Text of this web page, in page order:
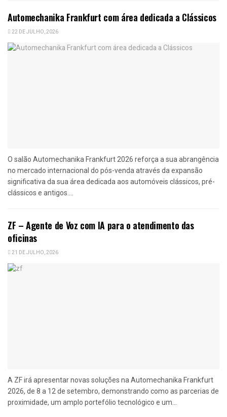
Automechanika Frankfurt com área dedicada a Clássicos
22 DE JULHO, 2026
O salão Automechanika Frankfurt 2026 reforça a sua abrangência
no mercado internacional do pós-venda através da expansão
significativa da sua área dedicada aos automóveis clássicos, pré-
clássicos e antigos....
ZF – Agente de Voz com IA para o atendimento das
oficinas
21 DE JULHO, 2026
A ZF irá apresentar novas soluções na Automechanika Frankfurt
2026, de 8 a 12 de setembro, demonstrando como as parcerias de
proximidade, um amplo portefólio tecnológico e um...